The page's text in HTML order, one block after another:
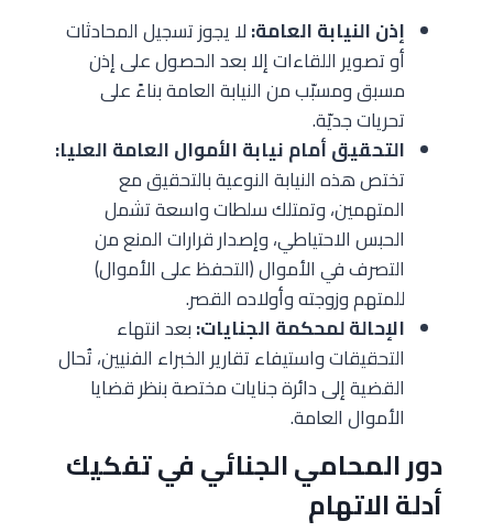
إذن النيابة العامة:لا يجوز تسجيل المحادثات
أو تصوير اللقاءات إلا بعد الحصول على إذن
مسبق ومسبّب من النيابة العامة بناءً على
تحريات جديّة.
التحقيق أمام نيابة الأموال العامة العليا:
تختص هذه النيابة النوعية بالتحقيق مع
المتهمين، وتمتلك سلطات واسعة تشمل
الحبس الاحتياطي، وإصدار قرارات المنع من
التصرف في الأموال (التحفظ على الأموال)
للمتهم وزوجته وأولاده القصر.
الإحالة لمحكمة الجنايات:بعد انتهاء
التحقيقات واستيفاء تقارير الخبراء الفنيين، تُحال
القضية إلى دائرة جنايات مختصة بنظر قضايا
الأموال العامة.
دور المحامي الجنائي في تفكيك
أدلة الاتهام